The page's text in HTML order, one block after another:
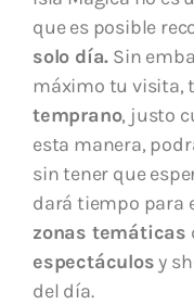
que es posible
solo día. Sin
máximo tu visita,
temprano, justo
esta manera,
sin tener que
dará tiempo para
zonas temáticas
espectáculosy
del día.